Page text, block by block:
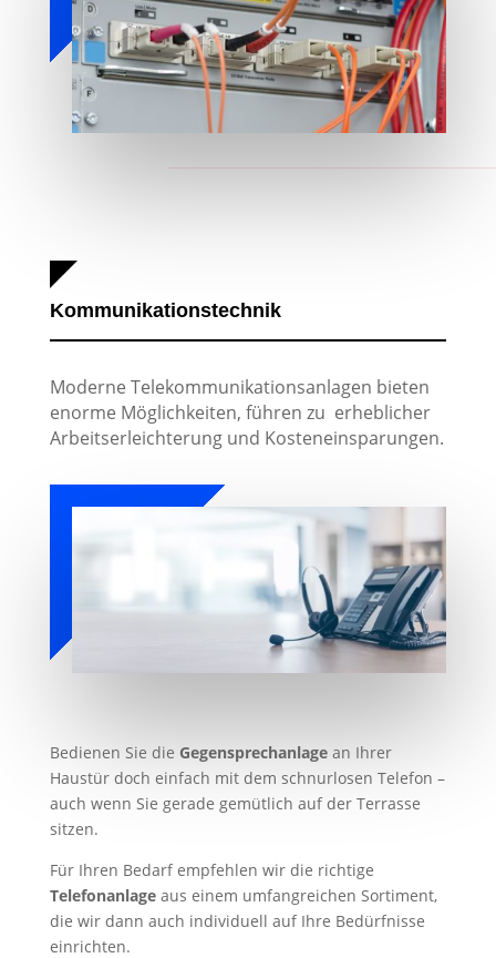
Kommunikationstechnik
Moderne Telekommunikationsanlagen bieten
enorme Möglichkeiten, führen zu erheblicher
Arbeitserleichterung und Kosteneinsparungen.
Bedienen Sie die Gegensprechanlagean Ihrer
Haustür doch einfach mit dem schnurlosen Telefon –
auch wenn Sie gerade gemütlich auf der Terrasse
sitzen.
Für Ihren Bedarf empfehlen wir die richtige
Telefonanlageaus einem umfangreichen Sortiment,
die wir dann auch individuell auf Ihre Bedürfnisse
einrichten.